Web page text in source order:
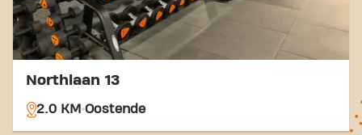
Northlaan 13
2.0 KM Oostende